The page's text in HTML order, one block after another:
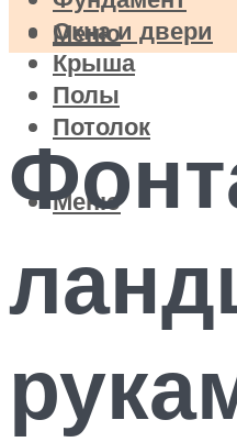
Окна и двери
Крыша
Полы
Потолок
Меню
Меню